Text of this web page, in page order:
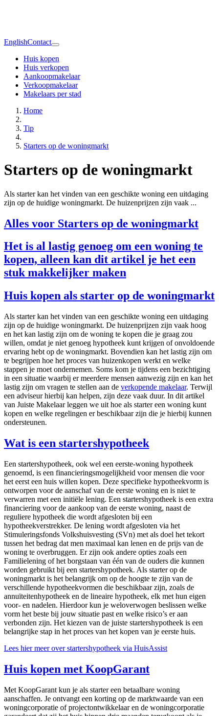
EnglishContact
Huis kopen
Huis verkopen
Aankoopmakelaar
Verkoopmakelaar
Makelaars per stad
Home
Tip
Starters op de woningmarkt
Starters op de woningmarkt
Als starter kan het vinden van een geschikte woning een uitdaging
zijn op de huidige woningmarkt. De huizenprijzen zijn vaak ...
Alles voor Starters op de woningmarkt
Het is al lastig genoeg om een woning te
kopen, alleen kan dit artikel je het een
stuk makkelijker maken
Huis kopen als starter op de woningmarkt
Als starter kan het vinden van een geschikte woning een uitdaging
zijn op de huidige woningmarkt. De huizenprijzen zijn vaak hoog
en het kan lastig zijn om de woning te kopen die je graag zou
willen, omdat je niet genoeg hypotheek kunt krijgen of onvoldoende
ervaring hebt op de woningmarkt. Bovendien kan het lastig zijn om
te begrijpen hoe het proces van huizenkopen werkt en welke
stappen je moet ondernemen. Soms kom je tijdens een bezichtiging
in een situatie waarbij er meerdere mensen aanwezig zijn en kan het
lastig zijn om vragen te stellen aan de verkopende makelaar. Terwijl
een adviseur hierbij kan helpen, zijn deze vaak duur. In dit artikel
van Juiste Makelaar leggen we uit hoe als starter een woning kunt
kopen en welke regelingen er beschikbaar zijn die je hierbij kunnen
ondersteunen.
Wat is een startershypotheek
Een startershypotheek, ook wel een eerste-woning hypotheek
genoemd, is een financieringsmogelijkheid voor mensen die voor
het eerst een huis willen kopen. Deze specifieke hypotheekvorm is
ontworpen voor de aanschaf van de eerste woning en is niet te
verwarren met een initiële lening. Een startershypotheek is een extra
financiering voor de aankoop van de eerste woning, naast de
reguliere hypotheek die wordt afgesloten bij een
hypotheekverstrekker. De lening wordt afgesloten via het
Stimuleringsfonds Volkshuisvesting (SVn) met als doel het tekort
tussen het bedrag dat men maximaal kan lenen en de prijs van de
woning te overbruggen. Er zijn ook andere opties zoals een
Familielening of het borgstaan van één van de ouders die kunnen
worden gebruikt bij een startershypotheek. Als starter op de
woningmarkt is het belangrijk om op de hoogte te zijn van de
verschillende hypotheekvormen die beschikbaar zijn, zoals de
annuïteitenhypotheek en de lineaire hypotheek, elk met hun eigen
voor- en nadelen. Hierdoor kun je weloverwogen beslissen welke
vorm het beste bij jouw situatie past en welke risico’s er aan
verbonden zijn. Het kiezen van de juiste startershypotheek is een
belangrijke stap in het proces van het kopen van je eerste huis.
Lees hier meer over startershypotheek via HuisAssist
Huis kopen met KoopGarant
Met KoopGarant kun je als starter een betaalbare woning
aanschaffen. Je ontvangt een korting op de marktwaarde van een
woningcorporatie of projectontwikkelaar en de woningcorporatie